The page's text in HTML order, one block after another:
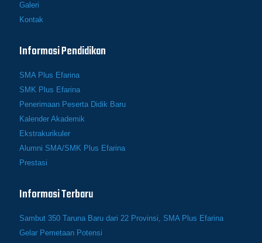
Galeri
Kontak
Informasi Pendidikan
SMA Plus Efarina
SMK Plus Efarina
Penerimaan Peserta Didik Baru
Kalender Akademik
Ekstrakurikuler
Alumni SMA/SMK Plus Efarina
Prestasi
Informasi Terbaru
Sambut 350 Taruna Baru dari 22 Provinsi, SMA Plus Efarina
Gelar Pemetaan Potensi